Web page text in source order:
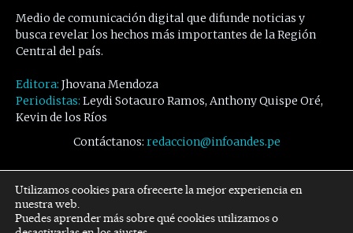
Medio de comunicación digital que difunde noticias y
busca revelar los hechos más importantes de la Región
Central del país.
Editora: Jhovana Mendoza
Periodistas: Leydi Sotacuro Ramos, Anthony Quispe Oré,
Kevin de los Ríos
Contáctanos: redaccion@infoandes.pe
Síguenos
Facebook Twitter Youtube
Utilizamos cookies para ofrecerte la mejor experiencia en
nuestra web.
Puedes aprender más sobre qué cookies utilizamos o